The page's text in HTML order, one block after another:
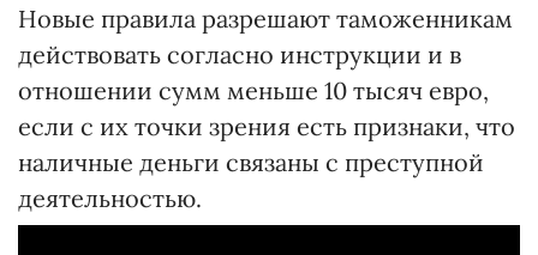
Новые правила разрешают таможенникам
действовать согласно инструкции и в
отношении сумм меньше 10 тысяч евро,
если с их точки зрения есть признаки, что
наличные деньги связаны с преступной
деятельностью.